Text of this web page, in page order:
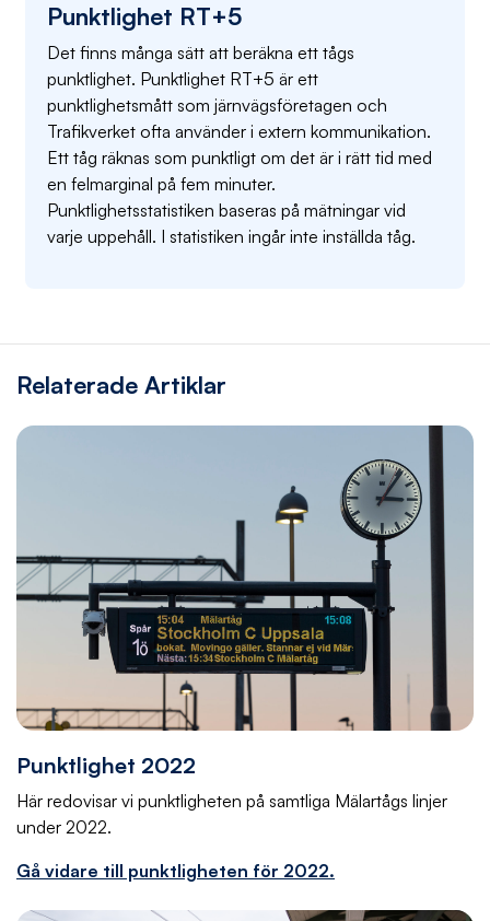
Punktlighet RT+5
Det finns många sätt att beräkna ett tågs
punktlighet. Punktlighet RT+5 är ett
punktlighetsmått som järnvägsföretagen och
Trafikverket ofta använder i extern kommunikation.
Ett tåg räknas som punktligt om det är i rätt tid med
en felmarginal på fem minuter.
Punktlighetsstatistiken baseras på mätningar vid
varje uppehåll. I statistiken ingår inte inställda tåg.
Relaterade Artiklar
Punktlighet 2022
Här redovisar vi punktligheten på samtliga Mälartågs linjer
under 2022.
Gå vidare till punktligheten för 2022.